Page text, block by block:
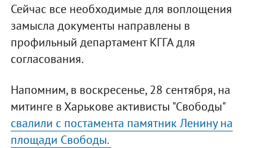
Сейчас все необходимые для воплощения
замысла документы направлены в
профильный департамент КГГА для
согласования.
Напомним, в воскресенье, 28 сентября, на
митинге в Харькове активисты "Свободы"
свалили с постамента памятник Ленину на
площади Свободы.